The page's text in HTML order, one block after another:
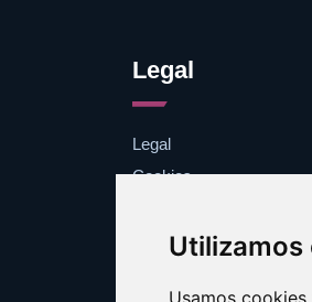
Utilizamos
Usamos
Legal
Legal
Cookies